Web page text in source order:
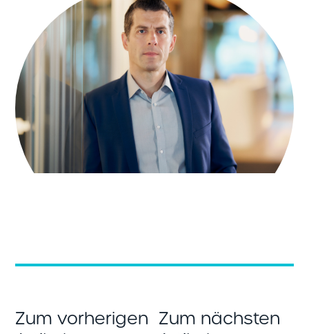
Zum vorherigen Zum nächsten